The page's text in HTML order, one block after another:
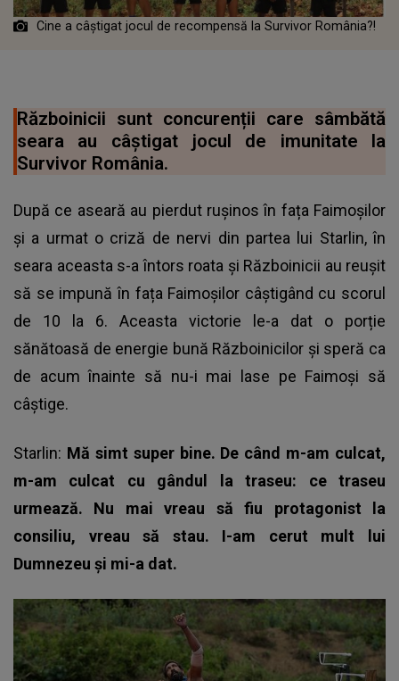
Cine a câștigat jocul de recompensă la Survivor România?!
Războinicii sunt concurenții care sâmbătă
seara au câștigat jocul de imunitate la
Survivor România.
După ce aseară au pierdut rușinos în fața Faimoșilor
și a urmat o criză de nervi din partea lui Starlin, în
seara aceasta s-a întors roata și Războinicii au reușit
să se impună în fața Faimoșilor câștigând cu scorul
de 10 la 6. Aceasta victorie le-a dat o porție
sănătoasă de energie bună Războinicilor și speră ca
de acum înainte să nu-i mai lase pe Faimoși să
câștige.
Starlin: Mă simt super bine. De când m-am culcat,
m-am culcat cu gândul la traseu: ce traseu
urmează. Nu mai vreau să fiu protagonist la
consiliu, vreau să stau. I-am cerut mult lui
Dumnezeu și mi-a dat.